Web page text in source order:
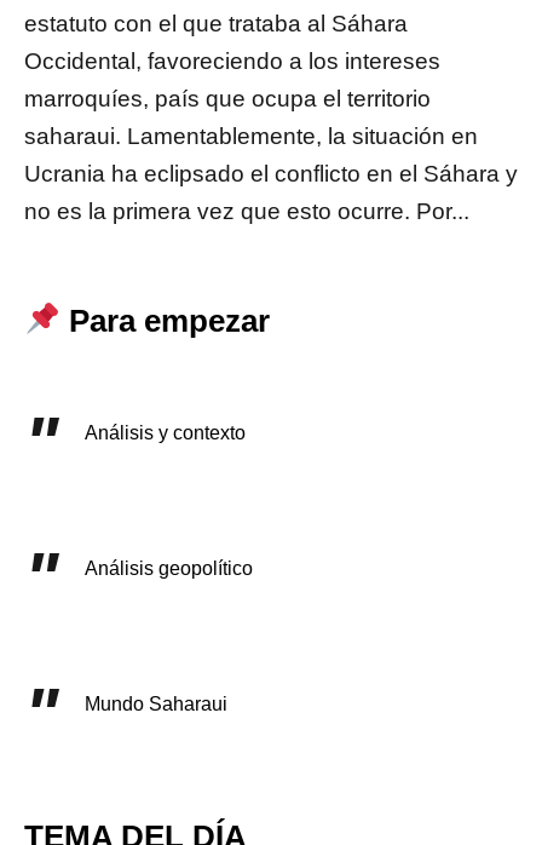
estatuto con el que trataba al Sáhara
Occidental, favoreciendo a los intereses
marroquíes, país que ocupa el territorio
saharaui. Lamentablemente, la situación en
Ucrania ha eclipsado el conflicto en el Sáhara y
no es la primera vez que esto ocurre. Por...
Para empezar
Análisis y contexto
Análisis geopolítico
Mundo Saharaui
TEMA DEL DÍA